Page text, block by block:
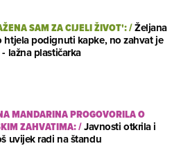
SAM ZA CIJELI ŽIVOT':/Željana
htjela podignuti kapke, no zahvat je
lažna plastičarka
MANDARINA PROGOVORILA O
ZAHVATIMA:/Javnosti otkrila i
uvijek radi na štandu